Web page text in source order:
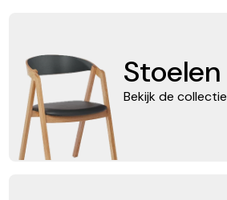
Stoelen
Bekijk de collectie